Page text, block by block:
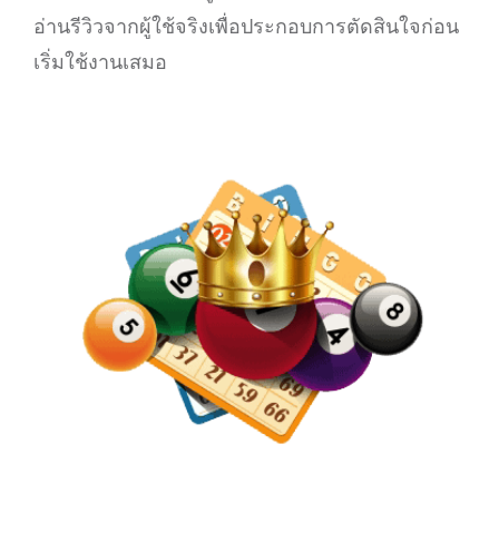
อ่านรีวิวจากผู้ใช้จริงเพื่อประกอบการตัดสินใจก่อน
เริ่มใช้งานเสมอ